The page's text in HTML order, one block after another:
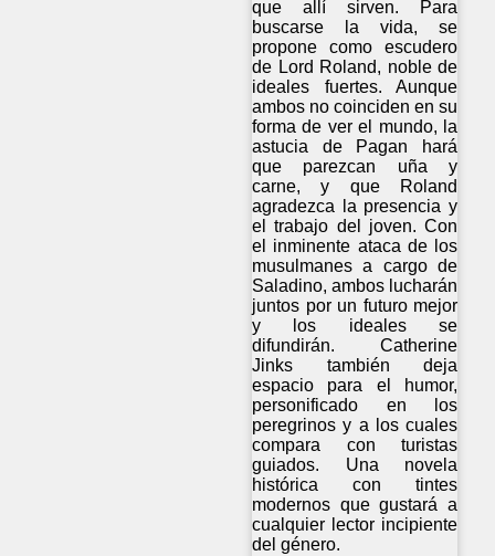
que allí sirven. Para
buscarse la vida, se
propone como escudero
de Lord Roland, noble de
ideales fuertes. Aunque
ambos no coinciden en su
forma de ver el mundo, la
astucia de Pagan hará
que parezcan uña y
carne, y que Roland
agradezca la presencia y
el trabajo del joven. Con
el inminente ataca de los
musulmanes a cargo de
Saladino, ambos lucharán
juntos por un futuro mejor
y los ideales se
difundirán. Catherine
Jinks también deja
espacio para el humor,
personificado en los
peregrinos y a los cuales
compara con turistas
guiados. Una novela
histórica con tintes
modernos que gustará a
cualquier lector incipiente
del género.